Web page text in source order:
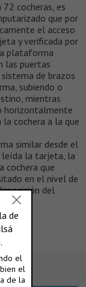
cocheras, es
que por
el acceso
y verificada por
plataforma
las puertas
de brazos
subiendo o
mientras
horizontalmente
cochera a la que
similar desde el
leída la tarjeta, la
que
en el nivel de
del